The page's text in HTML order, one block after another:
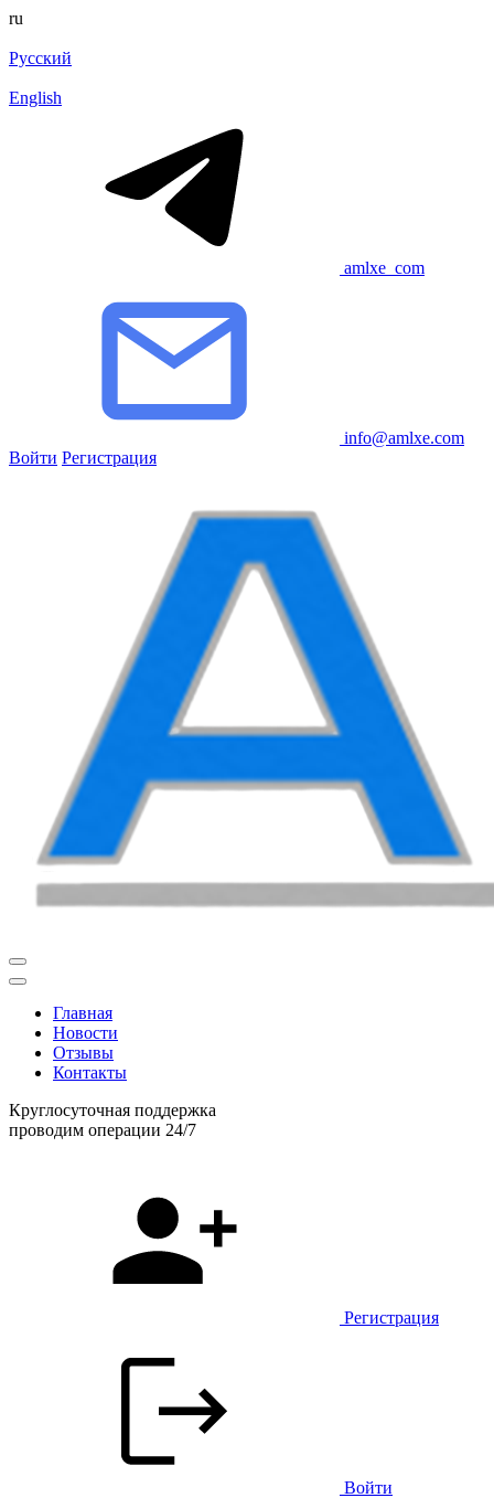
ru
Русский
English
amlxe_com
info@amlxe.com
Войти Регистрация
Главная
Новости
Отзывы
Контакты
Круглосуточная поддержка
проводим операции 24/7
Регистрация
Войти